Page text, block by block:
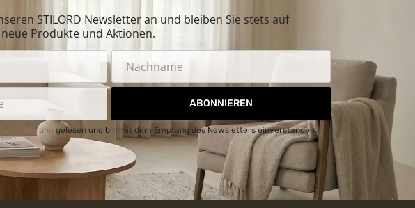
STILORD Newsletter an und bleiben Sie stets auf
Produkte und Aktionen.
ABONNIEREN
gelesen und bin mit dem Empfang des Newsletters einverstanden.